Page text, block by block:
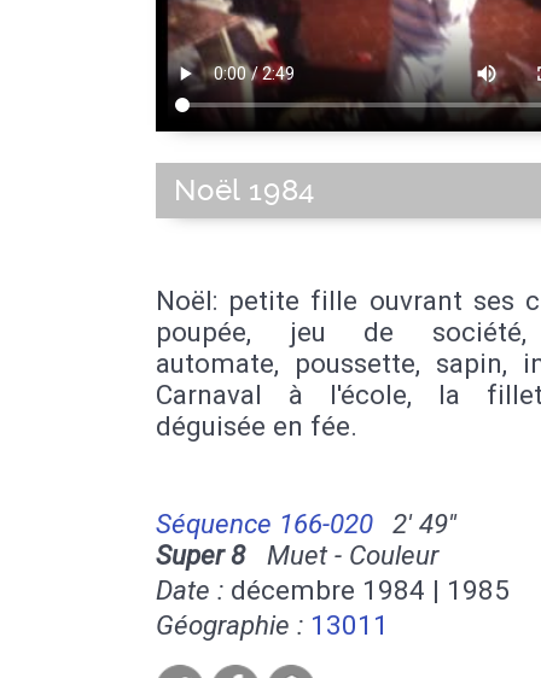
Noël 1984
Noël: petite fille ouvrant ses
poupée, jeu de
automate, poussette, sapin,
Carnaval à l'école, la
déguisée en fée.
Séquence 166-020
2' 49''
Super 8Muet - Couleur
Date : décembre 1984 | 1985
Géographie : 13011